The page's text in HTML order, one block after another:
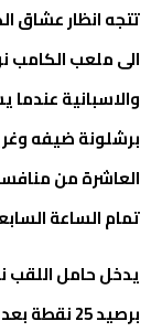
تتجه انظار عشاق
الى ملعب الكامب
والاسبانية
برشلونة ضيفه
العاشرة من
تمام الساعة
يدخل حامل اللقب
برصيد 25